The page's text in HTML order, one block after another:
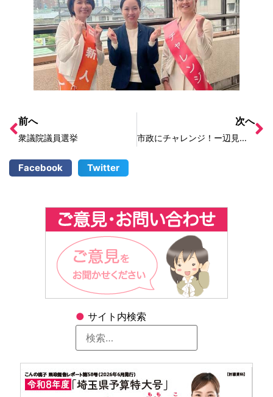
● サイト内検索
前へ
衆議院議員選挙
次へ
市政にチャレンジ！ー辺見智子さん、小沼さゆりさん
Facebook Twitter